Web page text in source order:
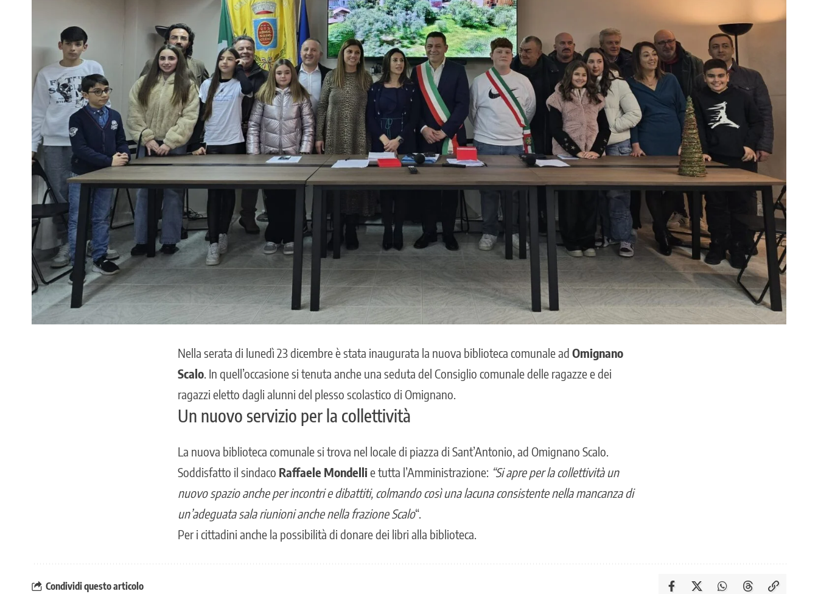
Nella serata di lunedì 23 dicembre è stata inaugurata la nuova biblioteca comunalead Omignano
Scalo . In quell’occasione si tenuta anche una seduta del Consiglio comunale delle ragazze e dei
ragazzi eletto dagli alunni del plesso scolastico di Omignano.
Un nuovo servizio per la collettività
La nuova biblioteca comunale si trova nel locale di piazza di Sant’Antonio, ad Omignano Scalo.
Soddisfatto il sindaco Raffaele Mondellie tutta l’Amministrazione: “Si apre per la collettività un
nuovo spazio anche per incontri e dibattiti, colmando così una lacuna consistente nella mancanza di
un’adeguata sala riunioni anche nella frazione Scalo“.
Per i cittadini anche la possibilità di donare dei libri alla biblioteca.
Condividi questo articolo